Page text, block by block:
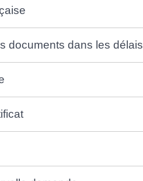
documents dans les délais